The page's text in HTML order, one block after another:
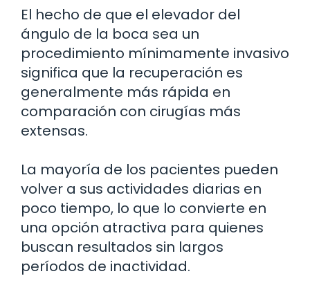
El hecho de que el elevador del
ángulo de la boca sea un
procedimiento mínimamente invasivo
significa que la recuperación es
generalmente más rápida en
comparación con cirugías más
extensas.
La mayoría de los pacientes pueden
volver a sus actividades diarias en
poco tiempo, lo que lo convierte en
una opción atractiva para quienes
buscan resultados sin largos
períodos de inactividad.